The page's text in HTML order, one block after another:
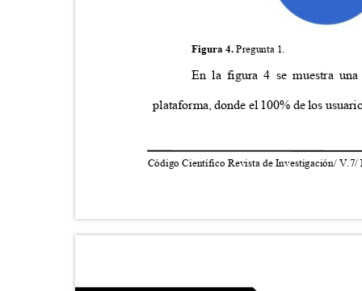
Figura 4.Pregunta 1.
En la figura 4 se muestra
plataforma, donde el 100% de los
Código Científico Revista de Investigación/